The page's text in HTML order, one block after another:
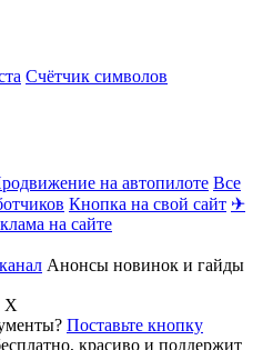
Счётчик символов
на автопилоте Все
Кнопка на свой сайт ✈
на сайте
Анонсы новинок и гайды
X
Поставьте кнопку
красиво и поддержит